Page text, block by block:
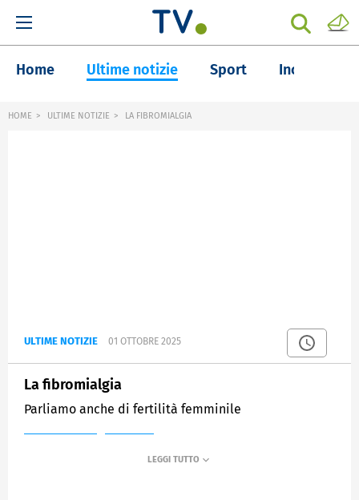
Home Ultime notizie Sport Inchieste
HOME ULTIME NOTIZIE LA FIBROMIALGIA
ULTIME NOTIZIE 01 OTTOBRE 2025
La fibromialgia
Parliamo anche di fertilità femminile